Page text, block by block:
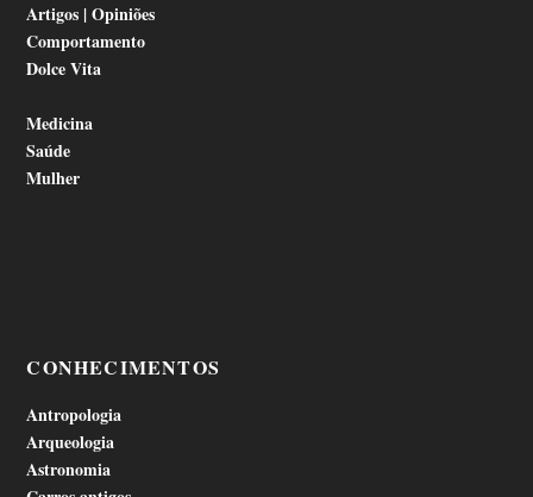
Artigos | Opiniões
Comportamento
Dolce Vita
Medicina
Saúde
Mulher
CONHECIMENTOS
Antropologia
Arqueologia
Astronomia